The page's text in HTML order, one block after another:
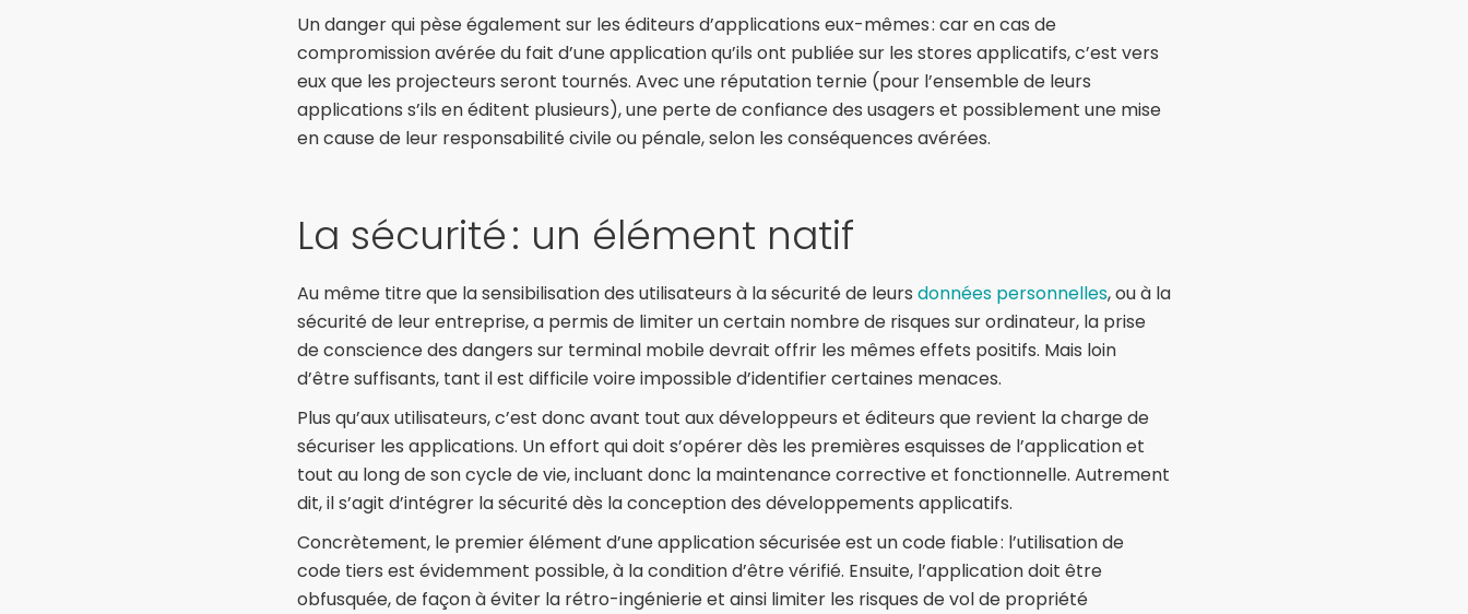
Un danger qui pèse également sur les éditeurs d’applications eux-mêmes : car en cas de
compromission avérée du fait d’une application qu’ils ont publiée sur les stores applicatifs, c’est vers
eux que les projecteurs seront tournés. Avec une réputation ternie (pour l’ensemble de leurs
applications s’ils en éditent plusieurs), une perte de confiance des usagers et possiblement une mise
en cause de leur responsabilité civile ou pénale, selon les conséquences avérées.
La sécurité : un élément natif
Au même titre que la sensibilisation des utilisateurs à la sécurité de leurs données personnelles, ou à la
sécurité de leur entreprise, a permis de limiter un certain nombre de risques sur ordinateur, la prise
de conscience des dangers sur terminal mobile devrait offrir les mêmes effets positifs. Mais loin
d’être suffisants, tant il est difficile voire impossible d’identifier certaines menaces.
Plus qu’aux utilisateurs, c’est donc avant tout aux développeurs et éditeurs que revient la charge de
sécuriser les applications. Un effort qui doit s’opérer dès les premières esquisses de l’application et
tout au long de son cycle de vie, incluant donc la maintenance corrective et fonctionnelle. Autrement
dit, il s’agit d’intégrer la sécurité dès la conception des développements applicatifs.
Concrètement, le premier élément d’une application sécurisée est un code fiable : l’utilisation de
code tiers est évidemment possible, à la condition d’être vérifié. Ensuite, l’application doit être
obfusquée, de façon à éviter la rétro-ingénierie et ainsi limiter les risques de vol de propriété